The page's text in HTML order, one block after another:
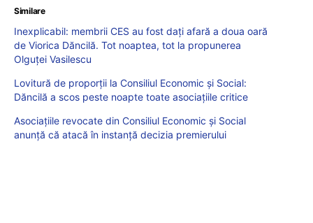
Similare
Inexplicabil: membrii CES au fost dați afară a doua oară
de Viorica Dăncilă. Tot noaptea, tot la propunerea
Olguței Vasilescu
Lovitură de proporții la Consiliul Economic și Social:
Dăncilă a scos peste noapte toate asociațiile critice
Asociațiile revocate din Consiliul Economic și Social
anunță că atacă în instanță decizia premierului